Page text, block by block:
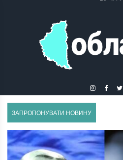
ЗАПРОПОНУВАТИ НОВИНУ